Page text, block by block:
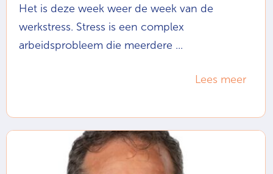
Het is deze week weer de week van de
werkstress. Stress is een complex
arbeidsprobleem die meerdere ...
Lees meer